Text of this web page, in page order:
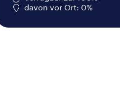
davon vor Ort: 0%